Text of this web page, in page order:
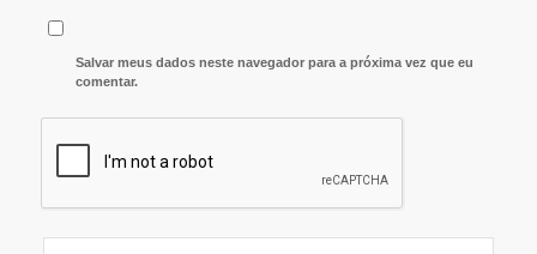
Salvar meus dados neste navegador para a próxima vez que eu
comentar.